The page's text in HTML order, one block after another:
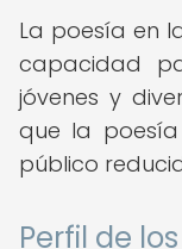
La poesía en
capacidad
jóvenes y
que la
público
Perfil de